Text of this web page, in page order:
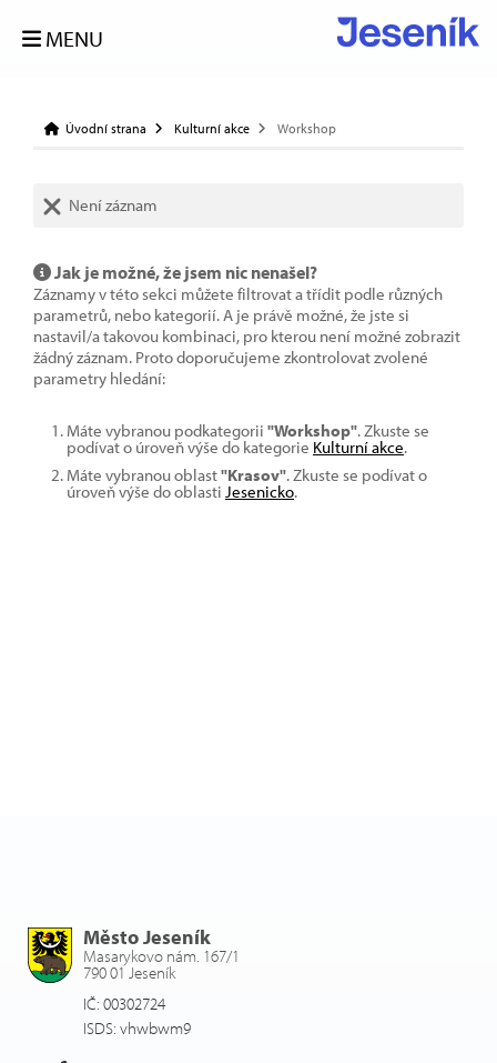
MENU
Úvodní strana Kulturní akce Workshop
Není záznam
Jak je možné, že jsem nic nenašel?
Záznamy v této sekci můžete filtrovat a třídit podle různých
parametrů, nebo kategorií. A je právě možné, že jste si
nastavil/a takovou kombinaci, pro kterou není možné zobrazit
žádný záznam. Proto doporučujeme zkontrolovat zvolené
parametry hledání:
Máte vybranou podkategorii "Workshop". Zkuste se
podívat o úroveň výše do kategorie Kulturní akce.
Máte vybranou oblast"Krasov". Zkuste se podívat o
úroveň výše do oblasti Jesenicko.
Město Jeseník
Masarykovo nám. 167/1
790 01 Jeseník
IČ: 00302724
ISDS: vhwbwm9